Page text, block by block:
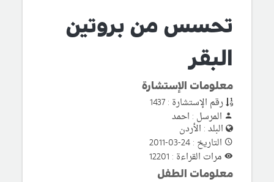
تحسس من بروتين
البقر
معلومات الإستشارة
رقم الإستشارة : 1437
المرسل : احمد
البلد : الأردن
التاريخ : 24-03-2011
مرات القراءة : 12201
معلومات الطفل